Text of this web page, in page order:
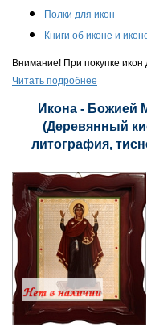
Полки для икон
Книги об иконе и
Внимание! При покупке икон
Читать подробнее
Икона - Божией
(Деревянный
литография,